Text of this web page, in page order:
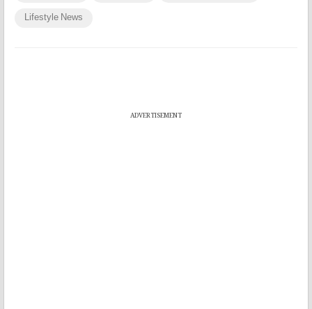
Lifestyle News
ADVERTISEMENT